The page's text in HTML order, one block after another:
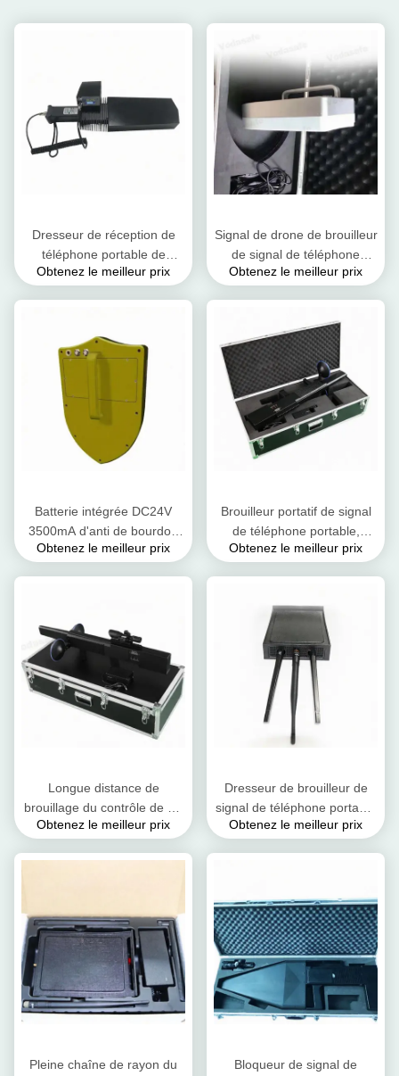
Dresseur de réception de
téléphone portable de
puissance élevée 45W,
Obtenez le meilleur prix
Signal de drone de brouilleur
de signal de téléphone
portable d'AC220V-240V se
Obtenez le meilleur prix
Batterie intégrée DC24V
3500mA d'anti de bourdon
de téléphone portable de
Obtenez le meilleur prix
Brouilleur portatif de signal
de téléphone portable,
bourdon bloquant la distance
Obtenez le meilleur prix
Longue distance de
brouillage du contrôle de vol
du brouilleur 2.4G de signal
Obtenez le meilleur prix
Dresseur de brouilleur de
signal de téléphone portable
de Wi-Fi 2.4G 5.8G GpsL1
Obtenez le meilleur prix
Pleine chaîne de rayon du
Bloqueur de signal de